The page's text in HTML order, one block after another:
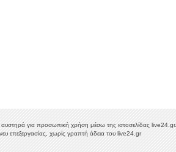
αυστηρά για προσωπική χρήση μέσω της ιστοσελίδας live24.gr.
επεξεργασίας, χωρίς γραπτή άδεια του live24.gr